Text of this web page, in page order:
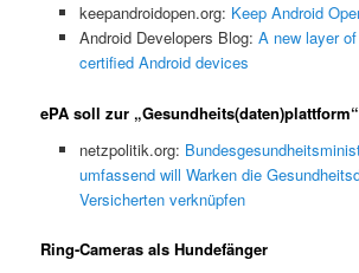
keepandroidopen.org: Keep Android
Android Developers Blog: A new layer
certified Android devices
ePA soll zur
netzpolitik.org:
umfassend will Warken die
Versicherten verknüpfen
Ring-Cameras als Hundefänger